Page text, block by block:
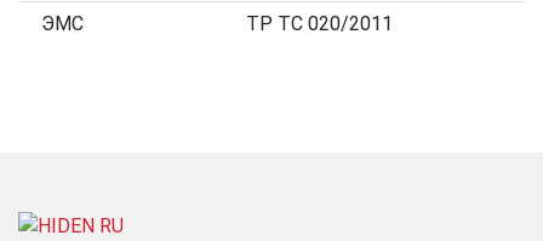
ЭМС
ТР ТС 020/2011